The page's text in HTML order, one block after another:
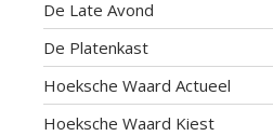
De Late Avond
De Platenkast
Hoeksche Waard Actueel
Hoeksche Waard Kiest